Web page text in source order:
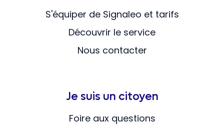
S'équiper de Signaleo et tarifs
Découvrir le service
Nous contacter
Je suis un citoyen
Foire aux questions